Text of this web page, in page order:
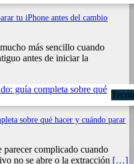
tu iPhone antes del cambio
más sencillo cuando
antes de iniciar la
sobre qué hacer y cuándo parar
parecer complicado cuando
no se abre o la extracción […]